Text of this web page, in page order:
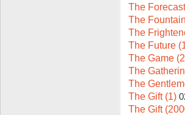
The
The
The
The Future
The Game
The
The
The Gift (1)
The Gift